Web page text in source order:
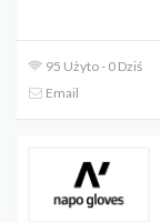
95 Użyto - 0 Dziś
Email